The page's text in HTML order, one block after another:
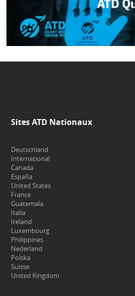
Sites ATD Nationaux
Deutschland
International
Canada
España
United States
France
Guatemala
Italia
Ireland
Luxembourg
Philippines
Nederland
Polska
Suisse
United Kingdom